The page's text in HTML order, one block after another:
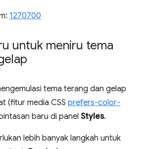
1270700
untuk meniru tema
tema terang dan gelap
(fitur media CSS prefers-color-
baru di panel Styles.
lebih banyak langkah untuk